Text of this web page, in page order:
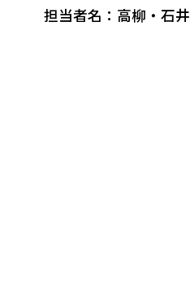
担当者名：高柳・石井